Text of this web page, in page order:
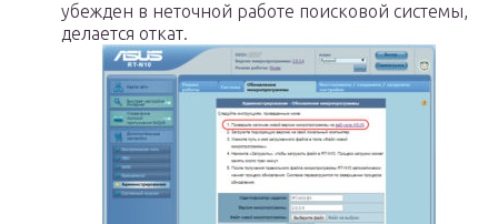
убежден в неточной работе поисковой системы,
делается откат.